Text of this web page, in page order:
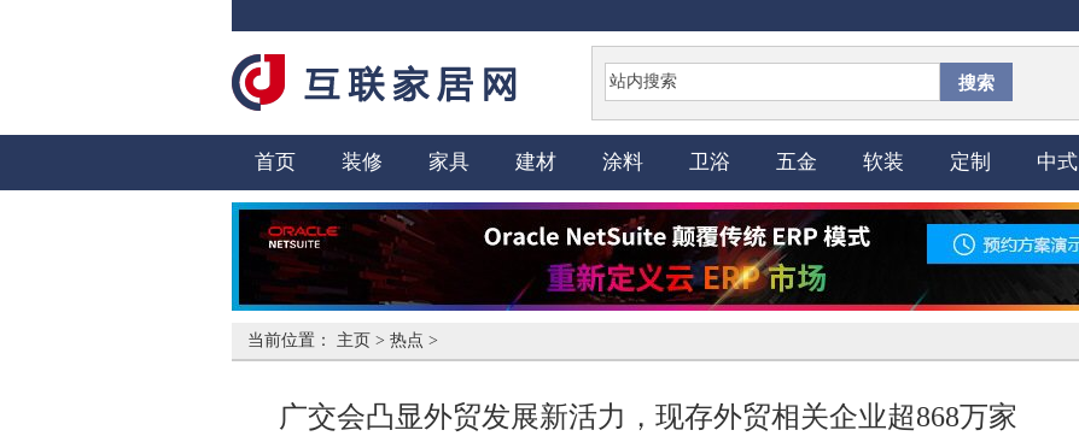
搜索
首页 装修 家具 建材 涂料 卫浴 五金 软装 定制 中式
当前位置： 主页 > 热点 >
广交会凸显外贸发展新活力，现存外贸相关企业超868万家